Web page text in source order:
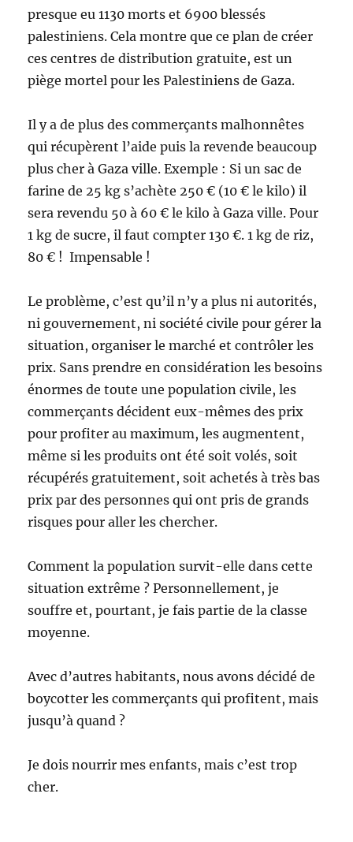
presque eu 1130 morts et 6900 blessés
palestiniens. Cela montre que ce plan de créer
ces centres de distribution gratuite, est un
piège mortel pour les Palestiniens de Gaza.
Il y a de plus des commerçants malhonnêtes
qui récupèrent l’aide puis la revende beaucoup
plus cher à Gaza ville. Exemple : Si un sac de
farine de 25 kg s’achète 250 € (10 € le kilo) il
sera revendu 50 à 60 € le kilo à Gaza ville. Pour
1 kg de sucre, il faut compter 130 €. 1 kg de riz,
80 € ! Impensable !
Le problème, c’est qu’il n’y a plus ni autorités,
ni gouvernement, ni société civile pour gérer la
situation, organiser le marché et contrôler les
prix. Sans prendre en considération les besoins
énormes de toute une population civile, les
commerçants décident eux-mêmes des prix
pour profiter au maximum, les augmentent,
même si les produits ont été soit volés, soit
récupérés gratuitement, soit achetés à très bas
prix par des personnes qui ont pris de grands
risques pour aller les chercher.
Comment la population survit-elle dans cette
situation extrême ? Personnellement, je
souffre et, pourtant, je fais partie de la classe
moyenne.
Avec d’autres habitants, nous avons décidé de
boycotter les commerçants qui profitent, mais
jusqu’à quand ?
Je dois nourrir mes enfants, mais c’est trop
cher.